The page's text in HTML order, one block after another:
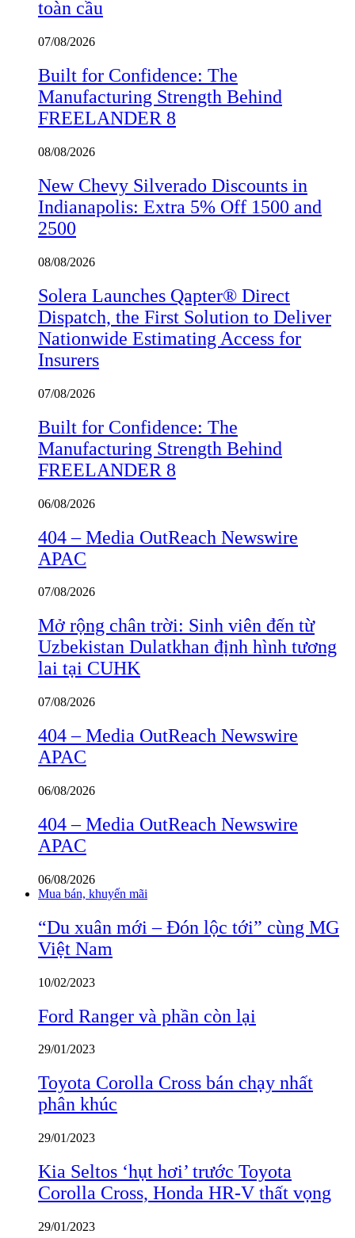
toàn cầu
07/08/2026
Built for Confidence: The
Manufacturing Strength Behind
FREELANDER 8
08/08/2026
New Chevy Silverado Discounts in
Indianapolis: Extra 5% Off 1500 and
2500
08/08/2026
Solera Launches Qapter® Direct
Dispatch, the First Solution to Deliver
Nationwide Estimating Access for
Insurers
07/08/2026
Built for Confidence: The
Manufacturing Strength Behind
FREELANDER 8
06/08/2026
404 – Media OutReach Newswire
APAC
07/08/2026
Mở rộng chân trời: Sinh viên đến từ
Uzbekistan Dulatkhan định hình tương
lai tại CUHK
07/08/2026
404 – Media OutReach Newswire
APAC
06/08/2026
404 – Media OutReach Newswire
APAC
06/08/2026
Mua bán, khuyến mãi
“Du xuân mới – Đón lộc tới” cùng MG
Việt Nam
10/02/2023
Ford Ranger và phần còn lại
29/01/2023
Toyota Corolla Cross bán chạy nhất
phân khúc
29/01/2023
Kia Seltos ‘hụt hơi’ trước Toyota
Corolla Cross, Honda HR-V thất vọng
29/01/2023